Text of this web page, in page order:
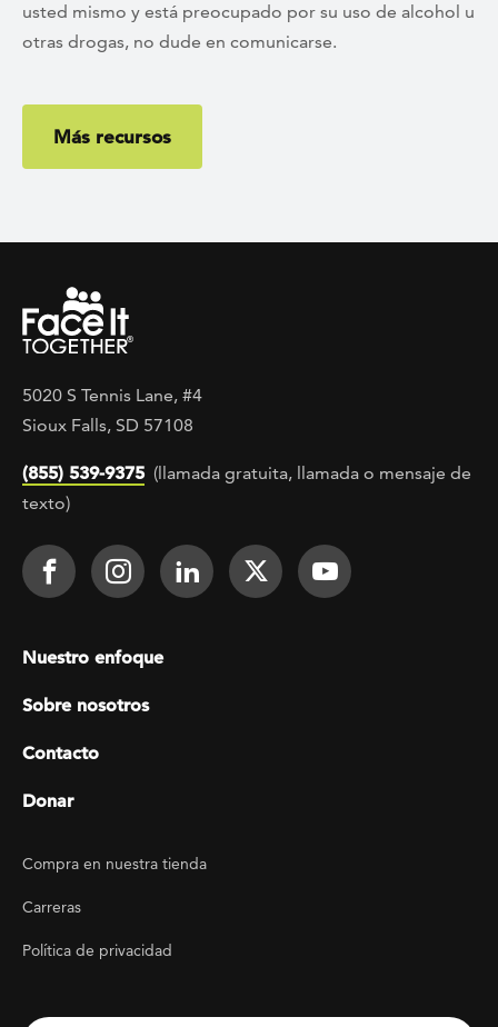
usted mismo y está preocupado por su uso de alcohol u
otras drogas, no dude en comunicarse.
Más recursos
5020 S Tennis Lane, #4
Sioux Falls, SD 57108
(855) 539-9375 (llamada gratuita, llamada o mensaje de
texto)
Footer Social
Face It TOGETHER on Facebook
Face It TOGETHER on
Face It TOGETHER on
Face ItFace It
Footer menu
Nuestro enfoque
Sobre nosotros
Contacto
Donar
Footer Utility
Compra en nuestra tienda
Carreras
Política de privacidad